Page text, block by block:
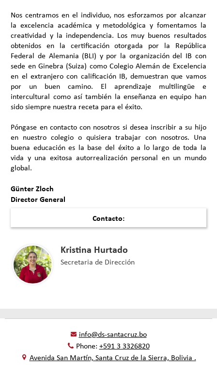
Nos centramos en el individuo, nos esforzamos por alcanzar
la excelencia académica y metodológica y fomentamos la
creatividad y la independencia. Los muy buenos resultados
obtenidos en la certificación otorgada por la República
Federal de Alemania (BLI) y por la organización del IB con
sede en Ginebra (Suiza) como Colegio Alemán de Excelencia
en el extranjero con calificación IB, demuestran que vamos
por un buen camino. El aprendizaje multilingüe e
intercultural como así también la enseñanza en equipo han
sido siempre nuestra receta para el éxito.
Póngase en contacto con nosotros si desea inscribir a su hijo
en nuestro colegio o quisiera trabajar con nosotros. Una
buena educación es la base del éxito a lo largo de toda la
vida y una exitosa autorrealización personal en un mundo
global.
Günter Zloch
Director General
Contacto:
Kristina Hurtado
Secretaria de Dirección
info@ds-santacruz.bo
Phone: +591 3 3326820
Avenida San Martín, Santa Cruz de la Sierra, Bolivia .